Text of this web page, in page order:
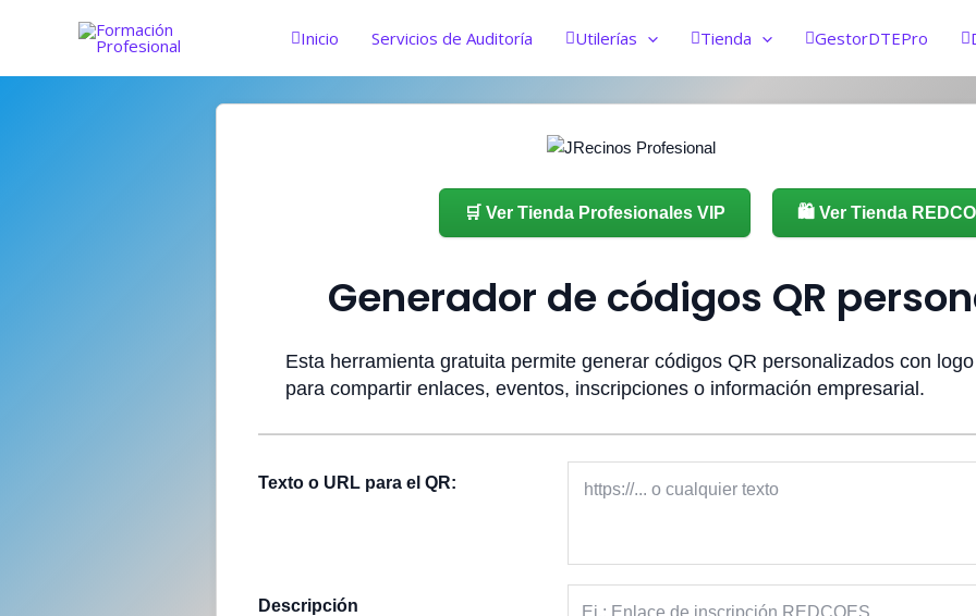
Inicio Servicios de Auditoría Utilerías Tienda GestorDTEPro
🛒 Ver Tienda Profesionales VIP 🛍️ Ver Tienda
Generador de códigos QR
Esta herramienta gratuita permite generar códigos QR personalizados con
para compartir enlaces, eventos, inscripciones o información empresarial.
Texto o URL para el QR:
Descripción